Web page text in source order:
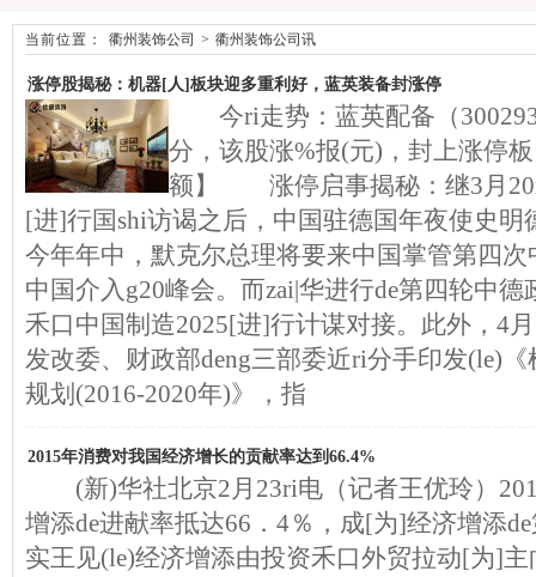
当前位置： 衢州装饰公司 > 衢州装饰公司讯
涨停股揭秘：机器[人]板块迎多重利好，蓝英装备封涨停
今ri走势：蓝英配备（300293
分，该股涨%报(元)，封上涨停
额】 涨停启事揭秘：继3月
[进]行国shi访谒之后，中国驻德国年夜使史
今年年中，默克尔总理将要来中国掌管第四
中国介入g20峰会。而zai|华进行de第四轮中
禾口中国制造2025[进]行计谋对接。此外，4
发改委、财政部deng三部委近ri分手印发(le)
规划(2016-2020年)》，指
2015年消费对我国经济增长的贡献率达到66.4%
(新)华社北京2月23ri电（记者王优玲）
增添de进献率抵达66．4％，成[为]经济增添
实王见(le)经济增添由投资禾口外贸拉动[为]